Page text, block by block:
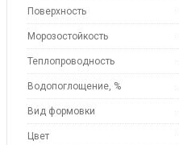
Поверхность
Морозостойкость
Теплопроводность
Водопоглощение, %
Вид формовки
Цвет